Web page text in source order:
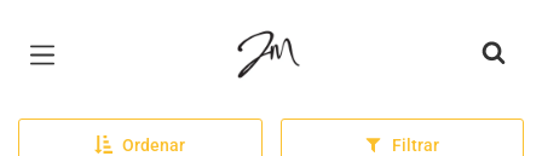
Página inicial
Ordenar Filtrar